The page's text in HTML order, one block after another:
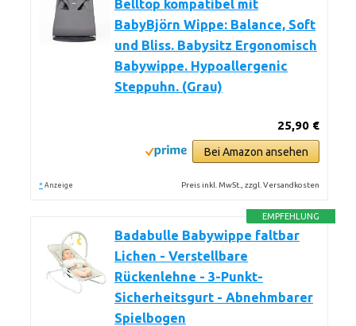
Belltop kompatibel mit
BabyBjörn Wippe: Balance, Soft
und Bliss. Babysitz Ergonomisch
Babywippe. Hypoallergenic
Steppuhn. (Grau)
25,90 €
Bei Amazon ansehen
* Anzeige Preis inkl. MwSt., zzgl. Versandkosten
EMPFEHLUNG
Badabulle Babywippe faltbar
Lichen - Verstellbare
Rückenlehne - 3-Punkt-
Sicherheitsgurt - Abnehmbarer
Spielbogen